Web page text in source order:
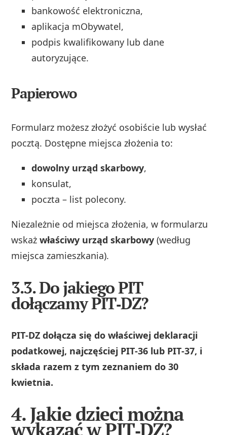
bankowość elektroniczna,
aplikacja mObywatel,
podpis kwalifikowany lub dane
autoryzujące.
Papierowo
Formularz możesz złożyć osobiście lub wysłać
pocztą. Dostępne miejsca złożenia to:
dowolny urząd skarbowy,
konsulat,
poczta – list polecony.
Niezależnie od miejsca złożenia, w formularzu
wskażwłaściwy urząd skarbowy (według
miejsca zamieszkania).
3.3. Do jakiego PIT
dołączamy PIT‑DZ?
PIT‑DZ dołącza się do właściwej deklaracji
podatkowej, najczęściej PIT‑36 lub PIT‑37, i
składa razem z tym zeznaniem do 30
kwietnia.
4. Jakie dzieci można
wykazać w PIT‑DZ?